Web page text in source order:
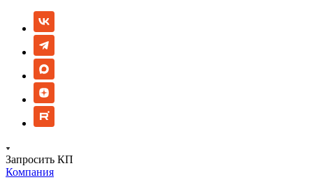
Запросить КП
Компания